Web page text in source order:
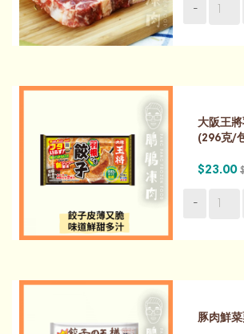
-
大阪王
(296克/
$23.00
-
豚肉鮮